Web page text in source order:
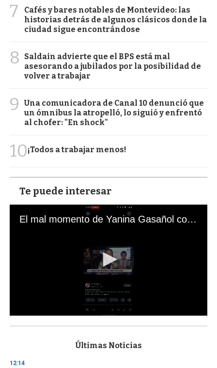
7
Cafés y bares notables de Montevideo: las
historias detrás de algunos clásicos donde la
ciudad sigue encontrándose
8
Saldain advierte que el BPS está mal
asesorando a jubilados por la posibilidad de
volver a trabajar
9
Una comunicadora de Canal 10 denunció que
un ómnibus la atropelló, lo siguió y enfrentó
al chofer: "En shock"
10¡Todos a trabajar menos!
Te puede interesar
El mal momento de Yanina Gasañol con un hincha argentino en "Subrayado"
s
d
Últimas Noticias
12:14